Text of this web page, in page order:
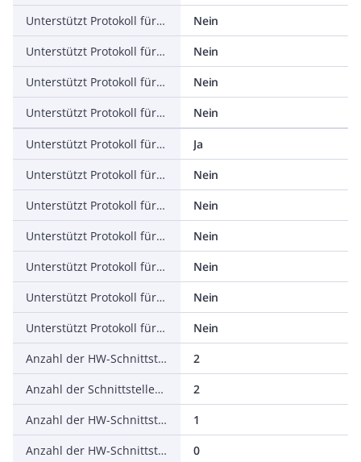
Unterstützt Protokoll für PROFINET IO
Nein
Unterstützt Protokoll für PROFINET CBA
Nein
Unterstützt Protokoll für SERCOS
Nein
Unterstützt Protokoll für Foundation Fieldbus
Nein
Unterstützt Protokoll für EtherNet/IP
Ja
Unterstützt Protokoll für AS-Interface Safety at Work
Nein
Unterstützt Protokoll für DeviceNet Safety
Nein
Unterstützt Protokoll für INTERBUS-Safety
Nein
Unterstützt Protokoll für PROFIsafe
Nein
Unterstützt Protokoll für SafetyBUS p
Nein
Unterstützt Protokoll für sonstige Bussysteme
Nein
Anzahl der HW-Schnittstellen Industrial Ethernet
2
Anzahl der Schnittstellen PROFINET
2
Anzahl der HW-Schnittstellen seriell RS-232
1
Anzahl der HW-Schnittstellen seriell RS-422
0